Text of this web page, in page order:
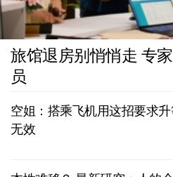
旅馆退房别悄悄走 专
员
空姐：搭乘飞机用这招要求
无效